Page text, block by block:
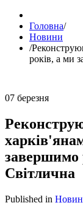
Головна/
Новини
/
років, а ми
07 березня
завершимо
Світлична
Published in